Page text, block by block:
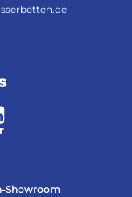
Showroom